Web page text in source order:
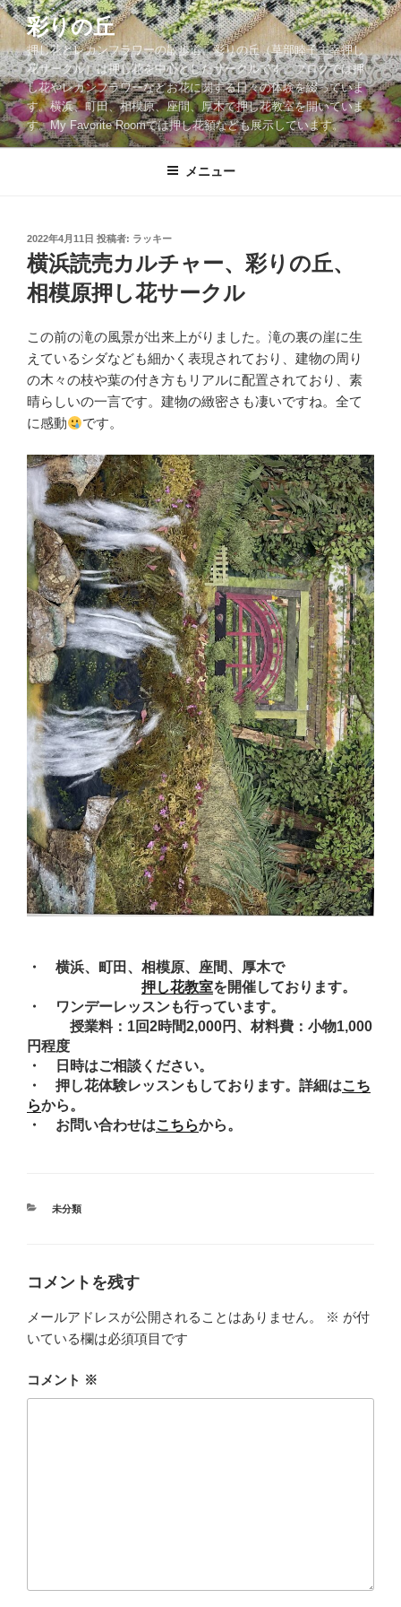
コ
ン
テ
ン
ツ
へ
ス
彩りの丘
押し花とレカンフラワーの散歩道。彩りの丘（草部睦子主宰押し
花サークル）は押し花を中心としたサークルです。ブログでは押
し花やレカンフラワーなどお花に関する日々の体験を綴っていま
す。横浜、町田、相模原、座間、厚木で押し花教室を開いていま
す。My Favorite Roomでは押し花額なども展示しています。
メニュー
投
稿
日:
2022年4月11日 投稿者: ラッキー
横浜読売カルチャー、彩りの丘、
相模原押し花サークル
この前の滝の風景が出来上がりました。滝の裏の崖に生
えているシダなども細かく表現されており、建物の周り
の木々の枝や葉の付き方もリアルに配置されており、素
晴らしいの一言です。建物の緻密さも凄いですね。全て
に感動
です。
・ 横浜、町田、相模原、座間、厚木で
押し花教室を開催しております。
・ ワンデーレッスンも行っています。
授業料：1回2時間2,000円、材料費：小物1,000
円程度
・ 日時はご相談ください。
・ 押し花体験レッスンもしております。詳細はこち
らから。
・ お問い合わせはこちらから。
カ
未分類
コメントを残す
メールアドレスが公開されることはありません。 ※ が付
いている欄は必須項目です
コメント ※